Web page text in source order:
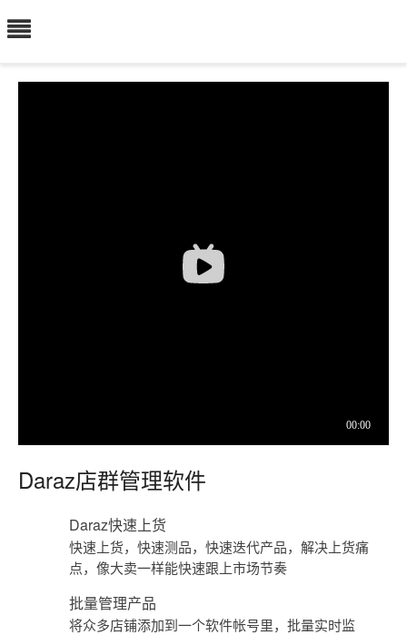
Daraz店群管理软件
Daraz快速上货
快速上货，快速测品，快速迭代产品，解决上货痛
点，像大卖一样能快速跟上市场节奏
批量管理产品
将众多店铺添加到一个软件帐号里，批量实时监